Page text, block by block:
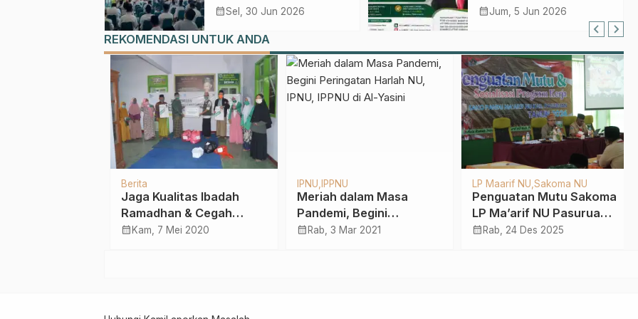
Perpustakaan Masjid
calendar_monthSel, 30 Jun 2026
Agroindustri PTNU
calendar_monthJum, 5 Jun 2026
REKOMENDASI UNTUK ANDA
Berita
Jaga Kualitas Ibadah
Ramadhan & Cegah
Covid-19, PCNU Kab.
calendar_monthKam, 7 Mei 2020
IPNU IPPNU
Meriah dalam Masa
Pandemi, Begini
Peringatan Harlah NU,
calendar_monthRab, 3 Mar 2021
LP Maarif NU Sakoma NU
Penguatan Mutu Sakoma
LP Ma’arif NU Pasuruan,
Gus Taufiq Tekankan
calendar_monthRab, 24 Des 2025